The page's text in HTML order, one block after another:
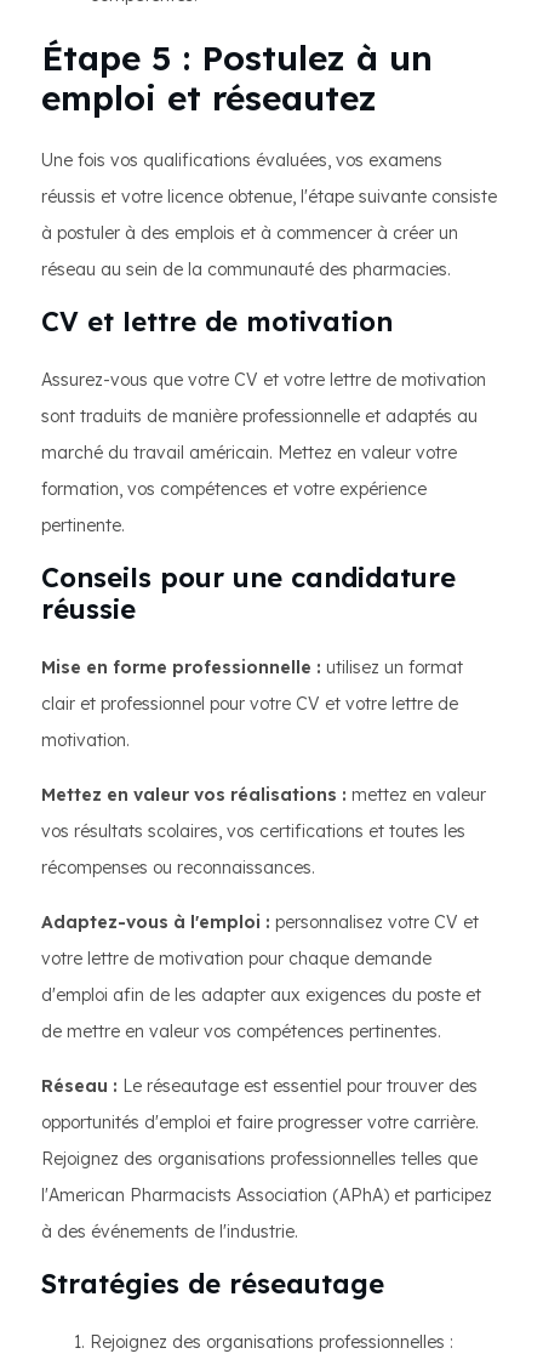
Étape 5 : Postulez à un
emploi et réseautez
Une fois vos qualifications évaluées, vos examens
réussis et votre licence obtenue, l'étape suivante consiste
à postuler à des emplois et à commencer à créer un
réseau au sein de la communauté des pharmacies.
CV et lettre de motivation
Assurez-vous que votre CV et votre lettre de motivation
sont traduits de manière professionnelle et adaptés au
marché du travail américain. Mettez en valeur votre
formation, vos compétences et votre expérience
pertinente.
Conseils pour une candidature
réussie
Mise en forme professionnelle : utilisez un format
clair et professionnel pour votre CV et votre lettre de
motivation.
Mettez en valeur vos réalisations : mettez en valeur
vos résultats scolaires, vos certifications et toutes les
récompenses ou reconnaissances.
Adaptez-vous à l'emploi : personnalisez votre CV et
votre lettre de motivation pour chaque demande
d'emploi afin de les adapter aux exigences du poste et
de mettre en valeur vos compétences pertinentes.
Réseau : Le réseautage est essentiel pour trouver des
opportunités d'emploi et faire progresser votre carrière.
Rejoignez des organisations professionnelles telles que
l'American Pharmacists Association (APhA) et participez
à des événements de l'industrie.
Stratégies de réseautage
Rejoignez des organisations professionnelles :